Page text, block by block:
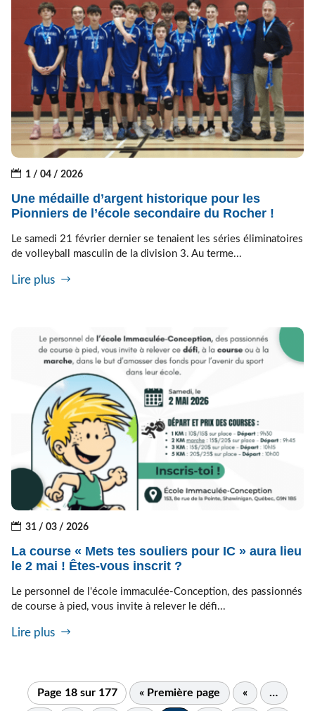
1 / 04 / 2026
Une médaille d’argent historique pour les
Pionniers de l’école secondaire du Rocher !
Le samedi 21 février dernier se tenaient les séries éliminatoires
de volleyball masculin de la division 3. Au terme...
Lire plus
31 / 03 / 2026
La course « Mets tes souliers pour IC » aura lieu
le 2 mai ! Êtes-vous inscrit ?
Le personnel de l'école immaculée-Conception, des passionnés
de course à pied, vous invite à relever le défi...
Lire plus
Page 18 sur 177 « Première page « …